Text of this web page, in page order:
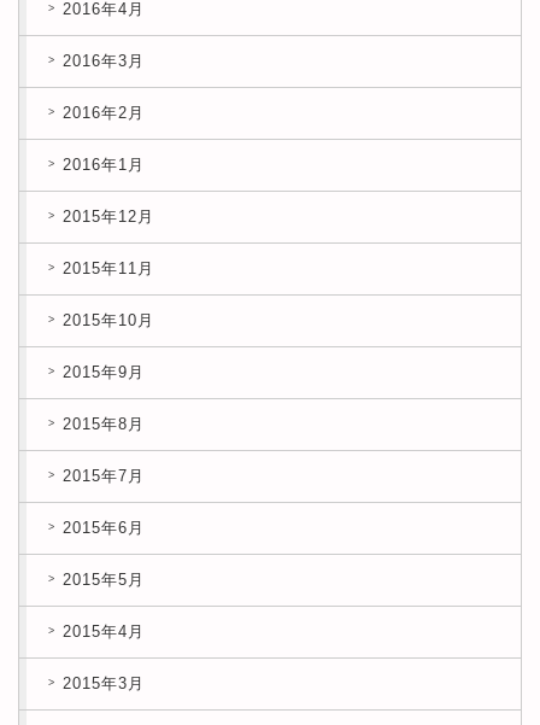
2016年4月
2016年3月
2016年2月
2016年1月
2015年12月
2015年11月
2015年10月
2015年9月
2015年8月
2015年7月
2015年6月
2015年5月
2015年4月
2015年3月